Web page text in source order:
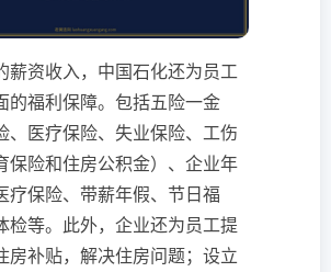
薪资收入，中国石化还为员工
的福利保障。包括五险一金
、医疗保险、失业保险、工伤
保险和住房公积金）、企业年
疗保险、带薪年假、节日福
检等。此外，企业还为员工提
房补贴，解决住房问题；设立